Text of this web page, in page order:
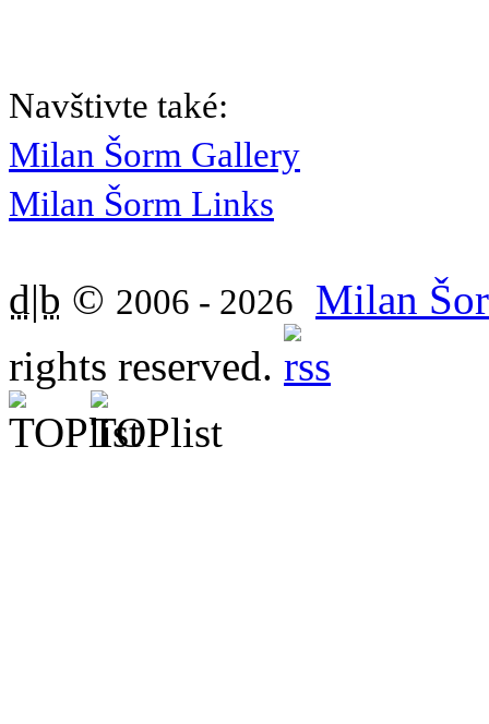
Navštivte také:
Milan Šorm Gallery
Milan Šorm Links
d|b © 2006 - 2026
Milan
rights reserved.